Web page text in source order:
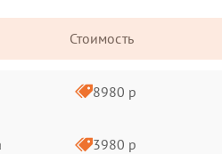
Стоимость
8980 р
3980 р